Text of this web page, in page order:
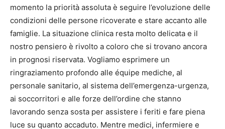
momento la priorità assoluta è seguire l’evoluzione delle
condizioni delle persone ricoverate e stare accanto alle
famiglie. La situazione clinica resta molto delicata e il
nostro pensiero è rivolto a coloro che si trovano ancora
in prognosi riservata. Vogliamo esprimere un
ringraziamento profondo alle équipe mediche, al
personale sanitario, al sistema dell’emergenza-urgenza,
ai soccorritori e alle forze dell’ordine che stanno
lavorando senza sosta per assistere i feriti e fare piena
luce su quanto accaduto. Mentre medici, infermiere e